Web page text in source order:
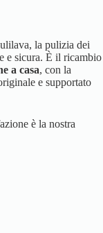
la pulizia dei
e sicura. È il ricambio
a casa, con la
e supportato
è la nostra